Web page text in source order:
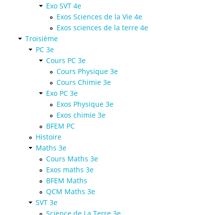
Exo SVT 4e
Exos Sciences de la Vie 4e
Exos sciences de la terre 4e
Troisième
PC 3e
Cours PC 3e
Cours Physique 3e
Cours Chimie 3e
Exo PC 3e
Exos Physique 3e
Exos chimie 3e
BFEM PC
Histoire
Maths 3e
Cours Maths 3e
Exos maths 3e
BFEM Maths
QCM Maths 3e
SVT 3e
Science de La Terre 3e